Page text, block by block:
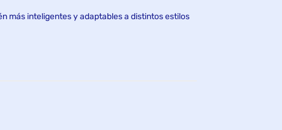
más inteligentes y adaptables a distintos estilos